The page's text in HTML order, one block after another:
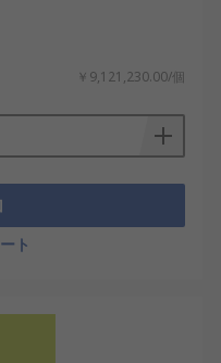
￥9,121,230.00/個
ト